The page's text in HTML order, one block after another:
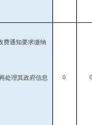
费通知要求缴纳
处理其政府信息 0 0